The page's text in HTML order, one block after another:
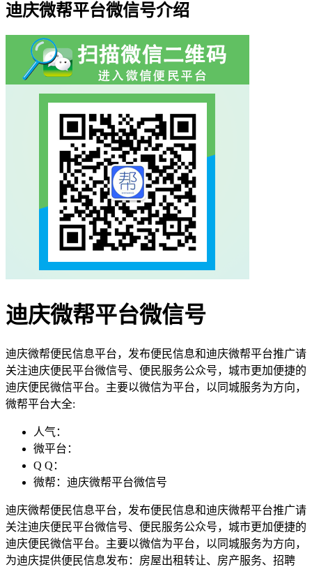
迪庆微帮平台微信号介绍
迪庆微帮平台微信号
迪庆微帮便民信息平台，发布便民信息和迪庆微帮平台推广请
关注迪庆便民平台微信号、便民服务公众号，城市更加便捷的
迪庆便民微信平台。主要以微信为平台，以同城服务为方向，
微帮平台大全:
人气：
微平台：
Q Q：
微帮：迪庆微帮平台微信号
迪庆微帮便民信息平台，发布便民信息和迪庆微帮平台推广请
关注迪庆便民平台微信号、便民服务公众号，城市更加便捷的
迪庆便民微信平台。主要以微信为平台，以同城服务为方向，
为迪庆提供便民信息发布：房屋出租转让、房产服务、招聘